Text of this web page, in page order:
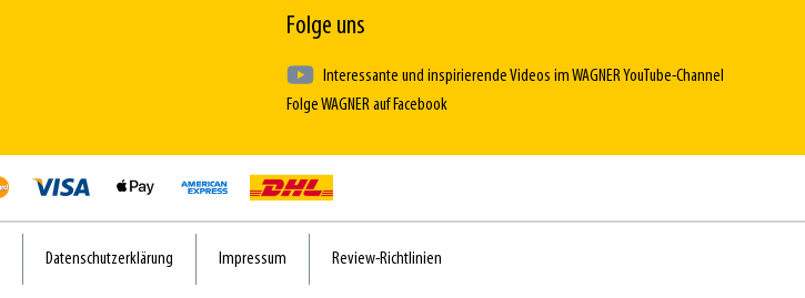
Folge uns
Interessante und inspirierende Videos im WAGNER YouTube-Channel
Folge WAGNER auf Facebook
Datenschutzerklärung Impressum Review-Richtlinien